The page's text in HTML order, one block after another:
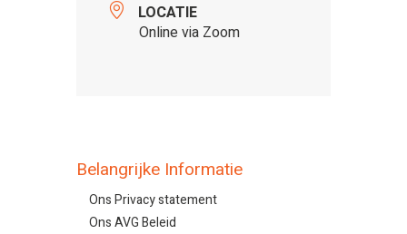
LOCATIE
Online via Zoom
Belangrijke Informatie
Ons Privacy statement
Ons AVG Beleid